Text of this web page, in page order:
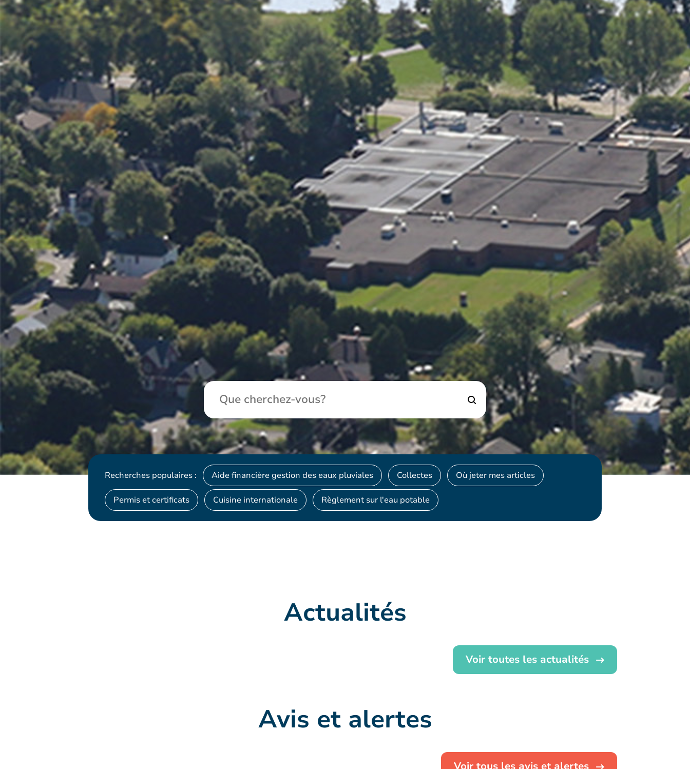
Recherches populaires : Aide financière gestion des eaux pluviales Collectes Où jeter mes articles
Permis et certificats Cuisine internationale Règlement sur l'eau potable
Actualités
Voir toutes les actualités
Avis et alertes